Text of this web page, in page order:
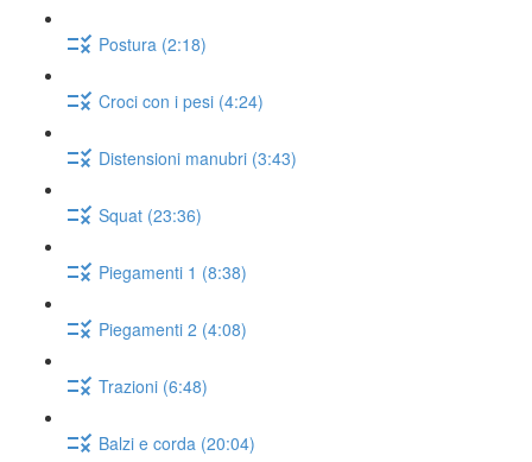
Postura (2:18)
Croci con i pesi (4:24)
Distensioni manubri (3:43)
Squat (23:36)
Piegamenti 1 (8:38)
Piegamenti 2 (4:08)
Trazioni (6:48)
Balzi e corda (20:04)